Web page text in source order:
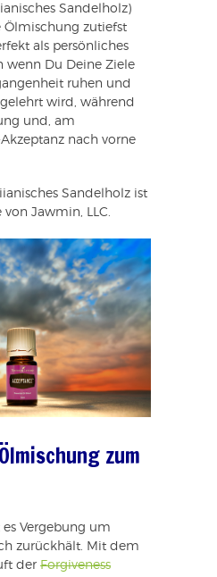
Sandelholz)
Ölmischung zutiefst
als persönliches
wenn Du Deine Ziele
ruhen und
wird, während
und, am
nach vorne
Sandelholz ist
Jawmin, LLC.
zum
Vergebung um
zurückhält. Mit dem
der Forgiveness